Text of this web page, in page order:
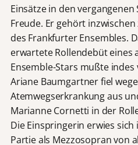
Einsätze in den
Freude. Er gehört
des Frankfurter Ensembles.
erwartete Rollendebüt eines
Ensemble-Stars mußte
Ariane Baumgartner fiel
Atemwegserkrankung aus
Marianne Cornetti in der
Die Einspringerin erwies
Partie als Mezzosopran von